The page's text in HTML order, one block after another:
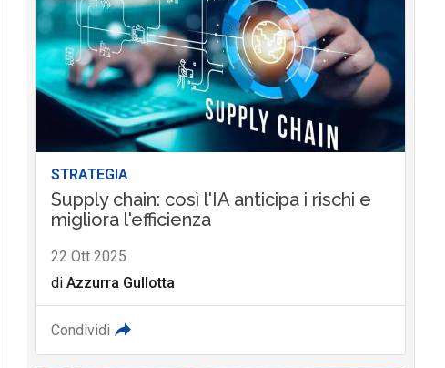
STRATEGIA
Supply chain: così l'IA anticipa i rischi e
migliora l'efficienza
22 Ott 2025
di Azzurra Gullotta
Condividi